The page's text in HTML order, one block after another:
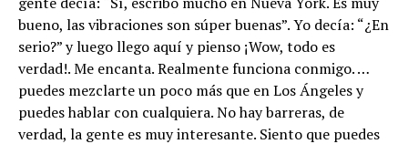
bueno, las vibraciones son súper buenas”. Yo decía: “¿En
serio?” y luego llego aquí y pienso ¡Wow, todo es
verdad!. Me encanta. Realmente funciona conmigo. …
puedes mezclarte un poco más que en Los Ángeles y
puedes hablar con cualquiera. No hay barreras, de
verdad, la gente es muy interesante. Siento que puedes